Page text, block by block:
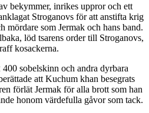
bekymmer, inrikes uppror och ett
Stroganovs för att anstifta krig
mördare som Jermak och hans band.
löd tsarens order till Stroganovs,
kosackerna.
sobelskinn och andra dyrbara
att Kuchum khan besegrats
förlät Jermak för alla brott som han
honom värdefulla gåvor som tack.